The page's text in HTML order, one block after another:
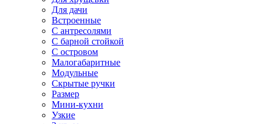
Для дачи
Встроенные
С антресолями
С барной стойкой
С островом
Малогабаритные
Модульные
Скрытые ручки
Размер
Мини-кухни
Узкие